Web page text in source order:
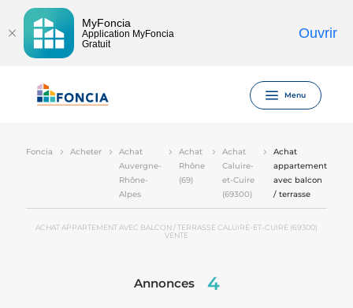
MyFoncia
Application MyFoncia
Gratuit
Ouvrir
Menu
Foncia Acheter
Achat
Auvergne-
Rhône-
Alpes
Achat
Rhône
(69)
Achat
Caluire-
et-Cuire
(69300)
Achat
appartement
avec balcon
/ terrasse
ACHAT APPARTEMENT AVEC BALCON / TERRASSE CALUIRE-ET-CUIRE (69300)
VENTE
Annonces 4